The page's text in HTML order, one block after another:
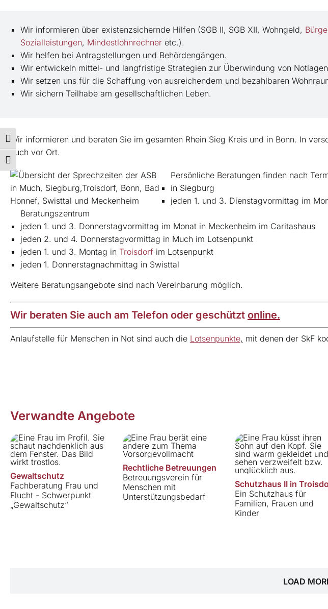
Umschalten auf hohe Kontraste
Schrift vergrößern
Wir informieren über existenzsichernde Hilfen (SGB II, SGB XII, Wohngeld,
Sozialleistungen, Mindestlohnrechneretc.).
Wir helfen bei Antragstellungen und Behördengängen.
Wir entwickeln mittel- und langfristige Strategien zur Überwindung von
Wir setzen uns für die Schaffung von ausreichendem und bezahlbaren
Wir sichern Teilhabe am gesellschaftlichen Leben.
Wir informieren und beraten Sie im gesamten Rhein Sieg Kreis und in Bonn. In
auch vor Ort.
Persönliche Beratungen finden nach
in Siegburg
jeden 1. und 3. Dienstagvormittag im
Beratungszentrum
jeden 1. und 3. Donnerstagvormittag im Monat in Meckenheim im Caritashaus
jeden 2. und 4. Donnerstagvormittag in Much im Lotsenpunkt
jeden 1. und 3. Montag in Troisdorf im Lotsenpunkt
jeden 1. Donnerstagnachmittag in Swisttal
Weitere Beratungsangebote sind nach Vereinbarung möglich.
Wir beraten Sie auch am Telefon oder geschützt online.
Anlaufstelle für Menschen in Not sind auch die Lotsenpunkte, mit denen der SkF
Verwandte Angebote
Gewaltschutz
Fachberatung Frau und
Flucht - Schwerpunkt
„Gewaltschutz“
Rechtliche Betreuungen
Betreuungsverein für
Menschen mit
Unterstützungsbedarf
Schutzhaus II in
Ein Schutzhaus für
Familien, Frauen und
Kinder
LOAD